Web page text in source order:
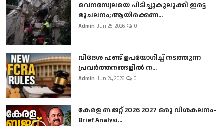
വെനസ്വേലയെ പിടിച്ചുകുലുക്കി ഇരട്ട
ഭൂചലനം; ആയിരക്കണ...
Admin Jun 25, 2026 0
വിദേശ ഫണ്ട് ഉപയോഗിച്ച് നടത്തുന്ന
പ്രവർത്തനങ്ങളിൽ ന...
Admin Jun 24, 2026 0
കേരള ബജറ്റ് 2026 2027 ഒരു വിശകലനം-
Brief Analysi...